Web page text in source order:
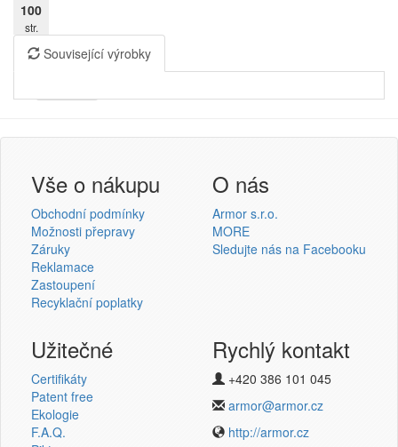
100
str.
Související výrobky
Přihlásit se
Nová registrace
Termotransferové pásky
v novém e-shopu
Vše o nákupu
Obchodní podmínky
Možnosti přepravy
Záruky
Reklamace
Zastoupení
Recyklační poplatky
O nás
Armor s.r.o.
MORE
Sledujte nás na Facebooku
Užitečné
Certifikáty
Patent free
Ekologie
F.A.Q.
Rychlý kontakt
+420 386 101 045
armor@armor.cz
http://armor.cz